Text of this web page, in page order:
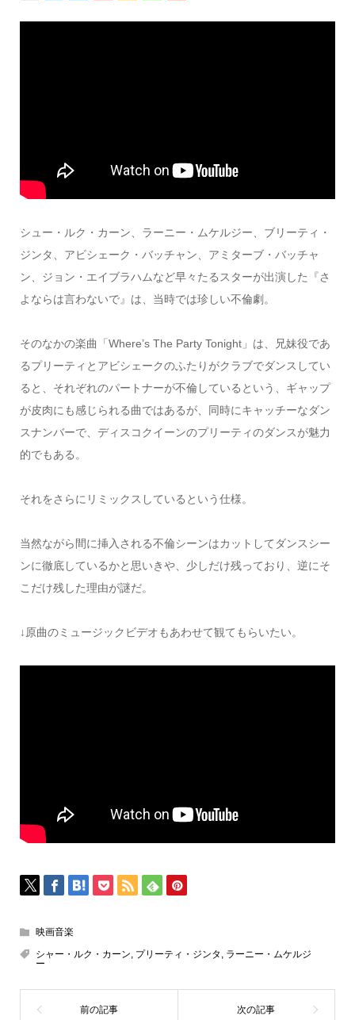
シュー・ルク・カーン、ラーニー・ムケルジー、ブリーティ・
ジンタ、アビシェーク・バッチャン、アミターブ・バッチャ
ン、ジョン・エイブラハムなど早々たるスターが出演した『さ
よならは言わないで』は、当時では珍しい不倫劇。
そのなかの楽曲「Where’s The Party Tonight」は、兄妹役であ
るプリーティとアビシェークのふたりがクラブでダンスしてい
ると、それぞれのパートナーが不倫しているという、ギャップ
が皮肉にも感じられる曲ではあるが、同時にキャッチーなダン
スナンバーで、ディスコクイーンのプリーティのダンスが魅力
的でもある。
それをさらにリミックスしているという仕様。
当然ながら間に挿入される不倫シーンはカットしてダンスシー
ンに徹底しているかと思いきや、少しだけ残っており、逆にそ
こだけ残した理由が謎だ。
↓原曲のミュージックビデオもあわせて観てもらいたい。
映画音楽
シャー・ルク・カーン プリーティ・ジンタ
ラーニー・ムケルジ
ー